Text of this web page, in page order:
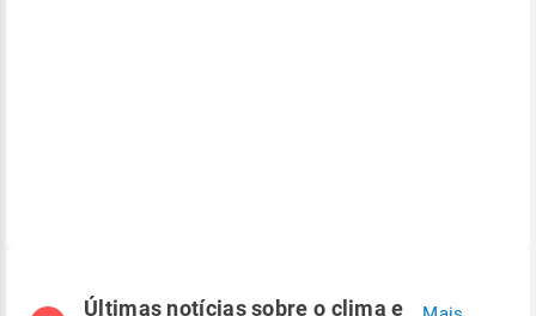
Últimas notícias sobre o clima e